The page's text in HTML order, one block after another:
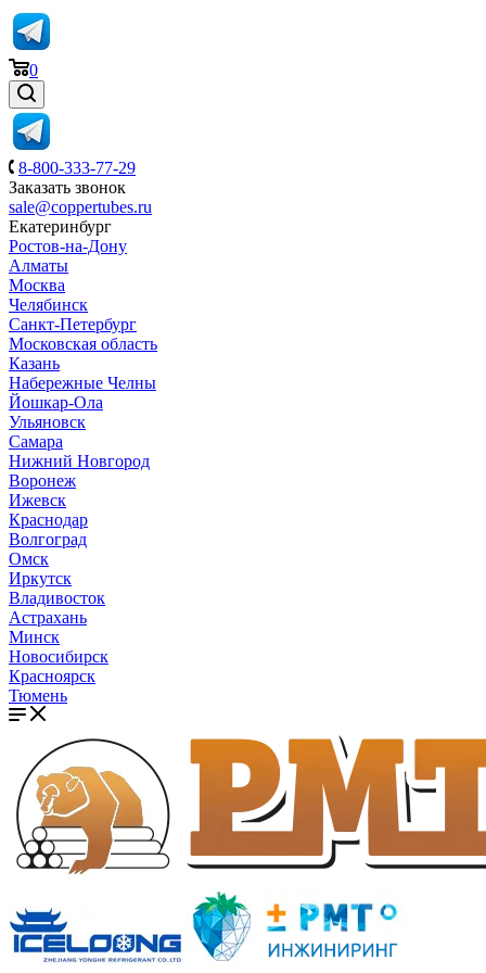
0
8-800-333-77-29
Заказать звонок
sale@coppertubes.ru
Екатеринбург
Ростов-на-Дону
Алматы
Москва
Челябинск
Санкт-Петербург
Московская область
Казань
Набережные Челны
Йошкар-Ола
Ульяновск
Самара
Нижний Новгород
Воронеж
Ижевск
Краснодар
Волгоград
Омск
Иркутск
Владивосток
Астрахань
Минск
Новосибирск
Красноярск
Тюмень